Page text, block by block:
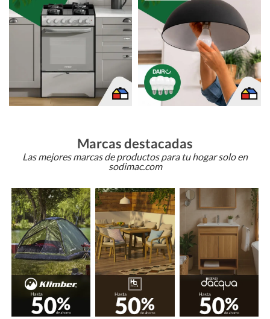
Marcas destacadas
Las mejores marcas de productos para tu hogar solo en
sodimac.com